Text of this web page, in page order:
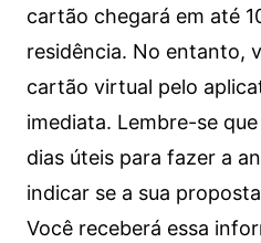
cartão chegará em até
residência. No entanto,
cartão virtual pelo
imediata. Lembre-se
dias úteis para fazer a
indicar se a sua
Você receberá essa